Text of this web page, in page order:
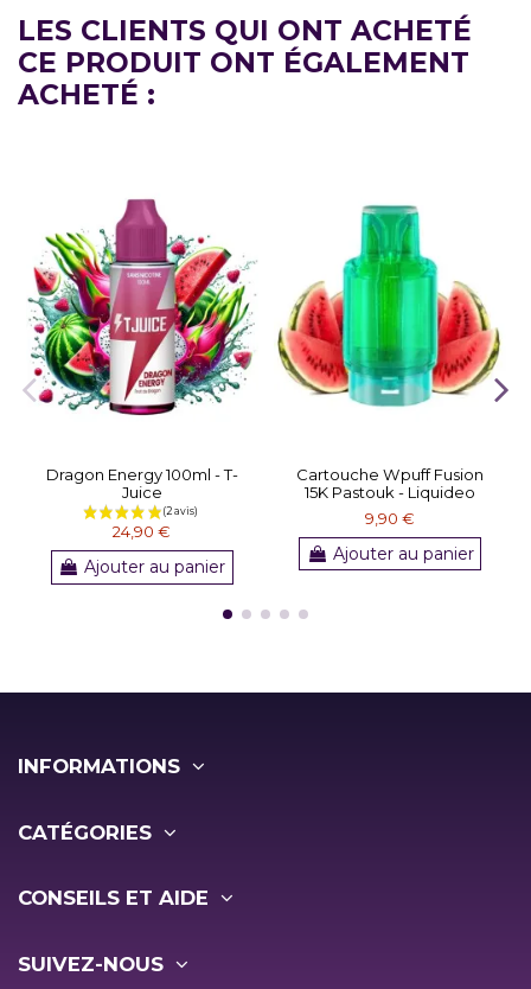
LES CLIENTS QUI ONT ACHETÉ
CE PRODUIT ONT ÉGALEMENT
ACHETÉ :
Dragon Energy 100ml - T-
Juice
24,90 €
Ajouter au panier
Cartouche Wpuff Fusion
15K Pastouk - Liquideo
9,90 €
Ajouter au panier
INFORMATIONS
CATÉGORIES
CONSEILS ET AIDE
SUIVEZ-NOUS